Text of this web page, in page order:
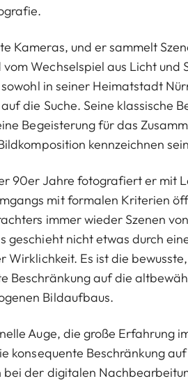
Kameras, und er sammelt
Wechselspiel aus Licht und
in seiner Heimatstadt
die Suche. Seine klassische
Begeisterung für das
kennzeichnen
90er Jahre fotografiert er mit
mit formalen Kriterien
immer wieder Szenen
geschieht nicht etwas durch
Wirklichkeit. Es ist die
Beschränkung auf die
Bildaufbaus.
Auge, die große Erfahrung
konsequente Beschränkung
bei der digitalen